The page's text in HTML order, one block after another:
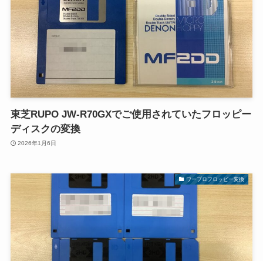
東芝RUPO JW-R70GXでご使用されていたフロッピー
ディスクの変換
2026年1月6日
ワープロフロッピー変換